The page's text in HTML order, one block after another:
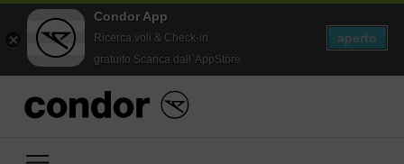
Condor App
Ricerca voli & Check-in
gratuito Scarica dall`AppStore
aperto